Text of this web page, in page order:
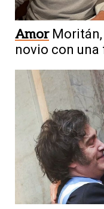
Amor
novio con una